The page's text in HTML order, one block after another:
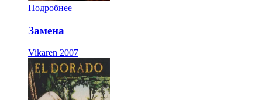
Подробнее
Замена
Vikaren 2007